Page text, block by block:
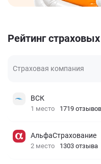
Рейтинг
Страховая компания
ВСК
1 место 1719 отзывов
АльфаСтрахование
2 место 1303 отзыва